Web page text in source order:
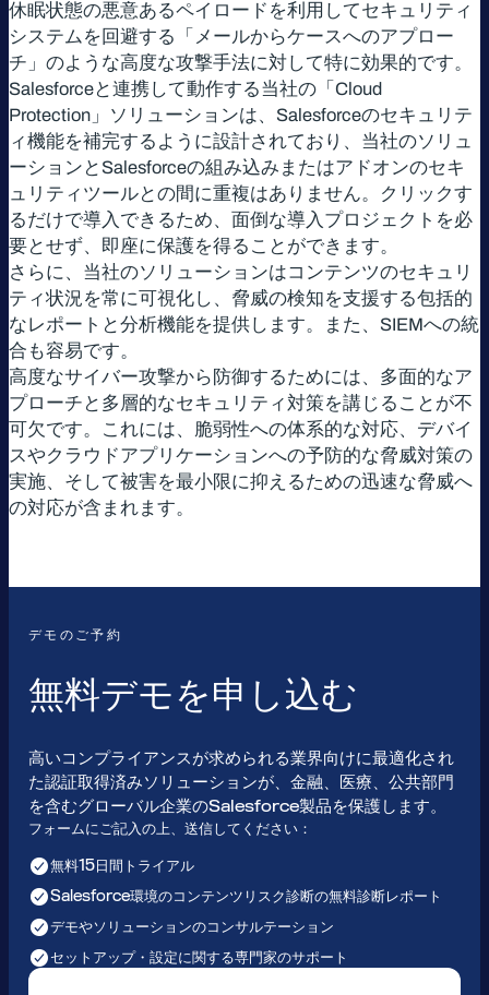
休眠状態の悪意あるペイロードを利用してセキュリティ
システムを回避する「メールからケースへのアプロー
チ」のような高度な攻撃手法に対して特に効果的です。
Salesforceと連携して動作する当社の「Cloud
Protection」ソリューションは、Salesforceのセキュリテ
ィ機能を補完するように設計されており、当社のソリュ
ーションとSalesforceの組み込みまたはアドオンのセキ
ュリティツールとの間に重複はありません。クリックす
るだけで導入できるため、面倒な導入プロジェクトを必
要とせず、即座に保護を得ることができます。
さらに、当社のソリューションはコンテンツのセキュリ
ティ状況を常に可視化し、脅威の検知を支援する包括的
なレポートと分析機能を提供します。また、SIEMへの統
合も容易です。
高度なサイバー攻撃から防御するためには、多面的なア
プローチと多層的なセキュリティ対策を講じることが不
可欠です。これには、脆弱性への体系的な対応、デバイ
スやクラウドアプリケーションへの予防的な脅威対策の
実施、そして被害を最小限に抑えるための迅速な脅威へ
の対応が含まれます。
デモのご予約
無料デモを申し込む
高いコンプライアンスが求められる業界向けに最適化され
た認証取得済みソリューションが、金融、医療、公共部門
を含むグローバル企業のSalesforce製品を保護します。
フォームにご記入の上、送信してください：
無料15日間トライアル
Salesforce環境のコンテンツリスク診断の無料診断レポート
デモやソリューションのコンサルテーション
セットアップ・設定に関する専門家のサポート